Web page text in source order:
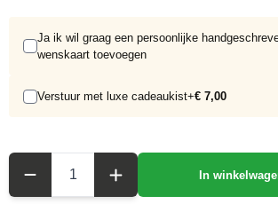
Ja ik wil graag een persoonlijke
wenskaart toevoegen
Verstuur met luxe cadeaukist+€ 7,00
In